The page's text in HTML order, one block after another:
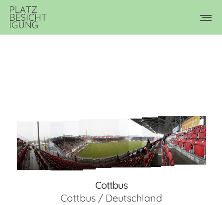
Cottbus
Cottbus / Deutschland